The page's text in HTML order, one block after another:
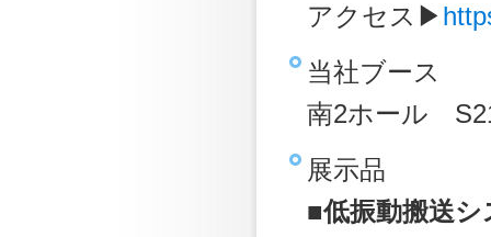
アクセス▶
当社ブース
南2ホール
展示品
■低振動搬送